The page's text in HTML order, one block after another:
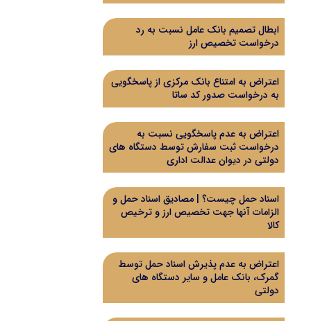
ابطال تصمیم بانک عامل نسبت به رد
درخواست تخصیص ارز
اعتراض به امتناع بانک مرکزی از پاسخگویی
به درخواست صدور کد ساتا
اعتراض به عدم پاسخگویی نسبت به
درخواست ثبت سفارش توسط دستگاه های
دولتی در دیوان عدالت اداری
اسناد حمل چیست؟ | مصادیق اسناد حمل و
الزامات آنها جهت تخصیص ارز و ترخیص
کالا
اعتراض به عدم پذیرش اسناد حمل توسط
گمرک، بانک عامل و سایر دستگاه های
دولتی